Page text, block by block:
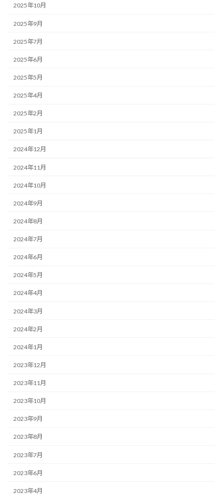
2025年10月
2025年9月
2025年7月
2025年6月
2025年5月
2025年4月
2025年2月
2025年1月
2024年12月
2024年11月
2024年10月
2024年9月
2024年8月
2024年7月
2024年6月
2024年5月
2024年4月
2024年3月
2024年2月
2024年1月
2023年12月
2023年11月
2023年10月
2023年9月
2023年8月
2023年7月
2023年6月
2023年4月